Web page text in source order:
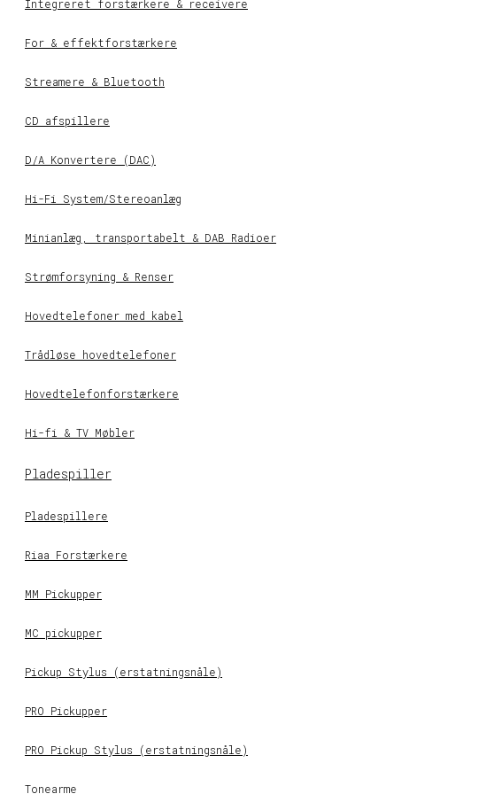
Integreret forstærkere & receivere
For & effektforstærkere
Streamere & Bluetooth
CD afspillere
D/A Konvertere (DAC)
Hi-Fi System/Stereoanlæg
Minianlæg, transportabelt & DAB Radioer
Strømforsyning & Renser
Hovedtelefoner med kabel
Trådløse hovedtelefoner
Hovedtelefonforstærkere
Hi-fi & TV Møbler
Pladespiller
Pladespillere
Riaa Forstærkere
MM Pickupper
MC pickupper
Pickup Stylus (erstatningsnåle)
PRO Pickupper
PRO Pickup Stylus (erstatningsnåle)
Tonearme